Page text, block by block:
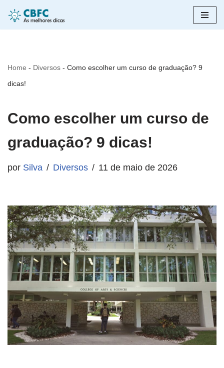
Pular
Home - Diversos - Como escolher um curso de graduação? 9
dicas!
Como escolher um curso de
graduação? 9 dicas!
por Silva Diversos 11 de maio de 2026